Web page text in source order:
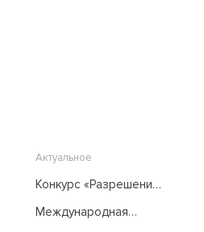
Актуальное
Конкурс «Разрешение
Международная